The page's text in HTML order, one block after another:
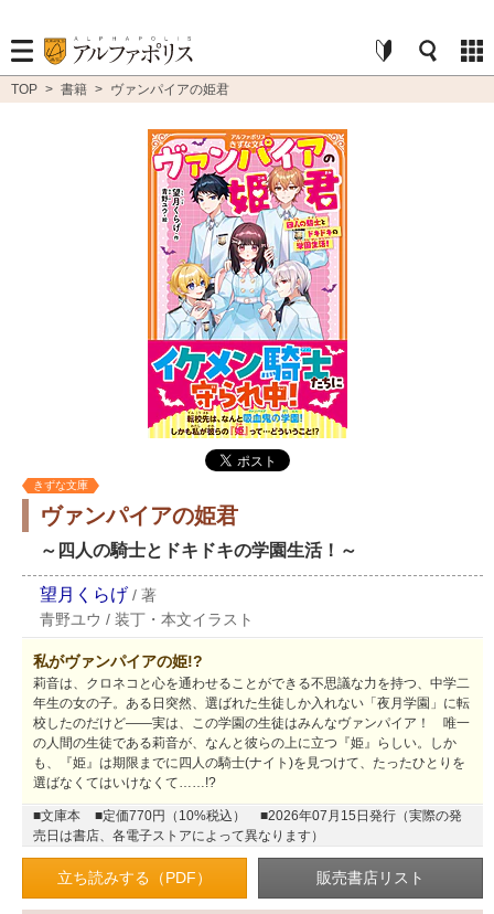
TOP > 書籍 > ヴァンパイアの姫君
きずな文庫
ヴァンパイアの姫君
～四人の騎士とドキドキの学園生活！～
望月くらげ / 著
青野ユウ / 装丁・本文イラスト
私がヴァンパイアの姫!?
莉音は、クロネコと心を通わせることができる不思議な力を持つ、中学二
年生の女の子。ある日突然、選ばれた生徒しか入れない「夜月学園」に転
校したのだけど――実は、この学園の生徒はみんなヴァンパイア！ 唯一
の人間の生徒である莉音が、なんと彼らの上に立つ『姫』らしい。しか
も、『姫』は期限までに四人の騎士(ナイト)を見つけて、たったひとりを
選ばなくてはいけなくて……!?
■文庫本 ■定価770円（10%税込）
■2026年07月15日発行（実際の発
売日は書店、各電子ストアによって異なります）
立ち読みする（PDF）